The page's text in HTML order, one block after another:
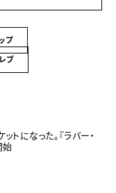
プ
ブ
トになった。『ラバー・
始